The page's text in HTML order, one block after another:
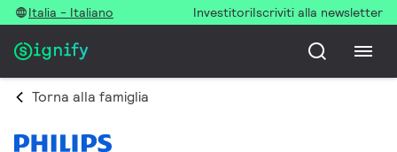
Italia - Italiano InvestitoriIscriviti alla newsletter
Torna alla famiglia